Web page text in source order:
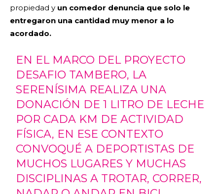
propiedad y un comedor denuncia que solo le
entregaron una cantidad muy menor a lo
acordado.
EN EL MARCO DEL PROYECTO
DESAFIO TAMBERO, LA
SERENÍSIMA REALIZA UNA
DONACIÓN DE 1 LITRO DE LECHE
POR CADA KM DE ACTIVIDAD
FÍSICA, EN ESE CONTEXTO
CONVOQUÉ A DEPORTISTAS DE
MUCHOS LUGARES Y MUCHAS
DISCIPLINAS A TROTAR, CORRER,